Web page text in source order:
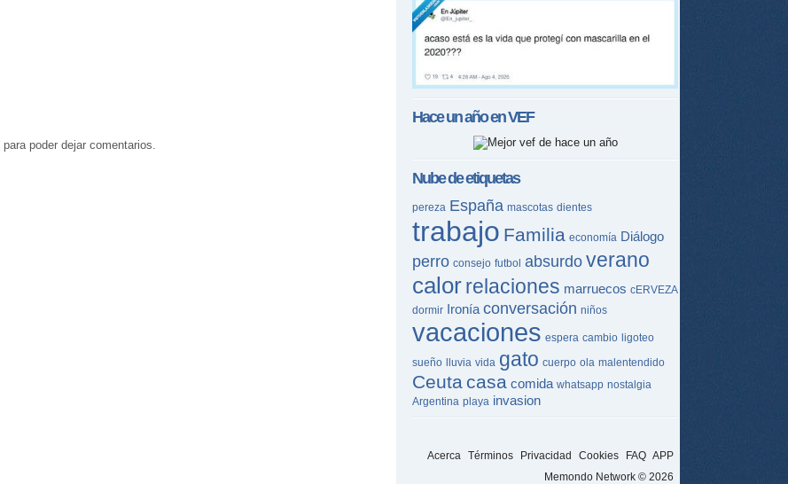
para poder dejar comentarios.
Hace un año enVEF
Nube de etiquetas
pereza España mascotas dientes
trabajo Familia economía Diálogo
perro consejo futbol absurdo verano
calorrelaciones marruecos cERVEZA
dormir Ironía conversación niños
vacaciones espera cambio ligoteo
sueño lluvia vida gato cuerpo ola malentendido
Ceuta casa comida whatsapp nostalgia
Argentina playa invasion
Acerca Términos Privacidad Cookies FAQ APP
Memondo Network © 2026